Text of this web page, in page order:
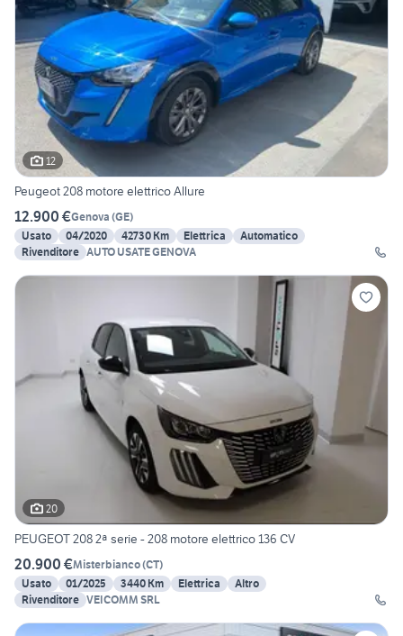
12
Peugeot 208 motore elettrico Allure
12.900 €Genova (GE)
Usato
04/2020 42730 Km Elettrica
Automatico
Rivenditore AUTO USATE GENOVA
20
PEUGEOT 208 2ª serie - 208 motore elettrico 136 CV
20.900 €Misterbianco(CT)
Usato
01/2025 3440 Km Elettrica
Altro
Rivenditore VEICOMM SRL